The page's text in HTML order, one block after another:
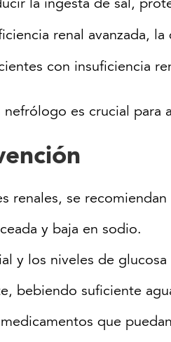
la ingesta de sal,
renal avanzada,
con insuficiencia
es crucial
renales, se
y baja en sodio.
y los niveles de glucosa
bebiendo suficiente
que